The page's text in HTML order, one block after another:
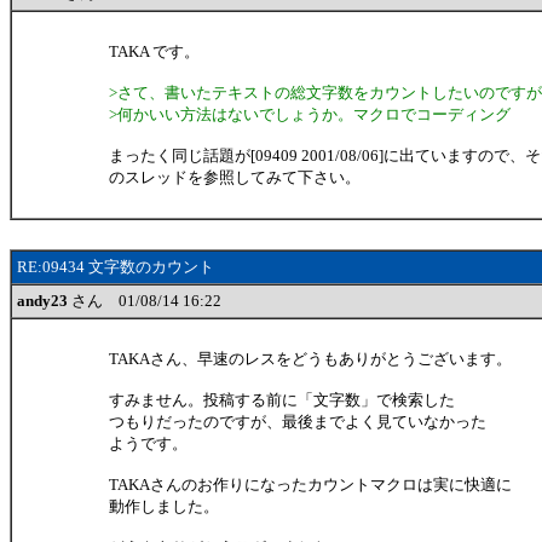
TAKA です。
>さて、書いたテキストの総文字数をカウントしたいのですが
>何かいい方法はないでしょうか。マクロでコーディング
まったく同じ話題が[09409 2001/08/06]に出ていますので、
のスレッドを参照してみて下さい。
RE:09434 文字数のカウント
andy23 さん 01/08/14 16:22
TAKAさん、早速のレスをどうもありがとうございます。
すみません。投稿する前に「文字数」で検索した
つもりだったのですが、最後までよく見ていなかった
ようです。
TAKAさんのお作りになったカウントマクロは実に快適に
動作しました。